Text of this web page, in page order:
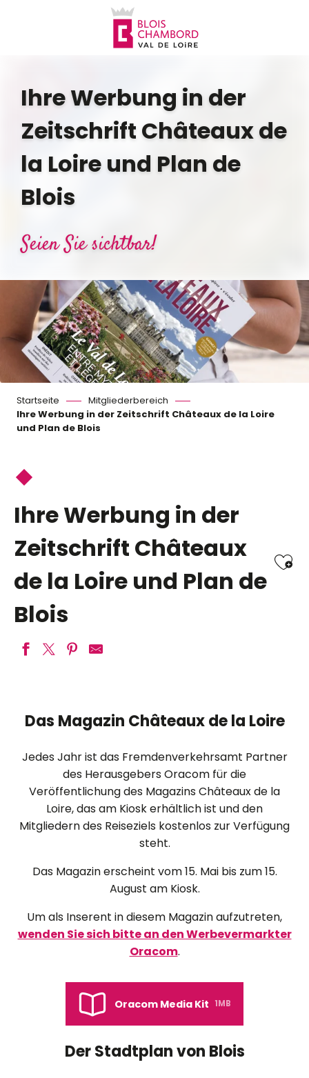
Ihre Werbung in der
Zeitschrift Châteaux de
la Loire und Plan de
Blois
Seien Sie sichtbar!
Startseite
Mitgliederbereich
Ihre Werbung in der Zeitschrift Châteaux de la Loire
und Plan de Blois
Ihre Werbung in der
Zeitschrift Châteaux
de la Loire und Plan de
Blois
Das Magazin Châteaux de la Loire
Jedes Jahr ist das Fremdenverkehrsamt Partner
des Herausgebers Oracom für die
Veröffentlichung des Magazins Châteaux de la
Loire, das am Kiosk erhältlich ist und den
Mitgliedern des Reiseziels kostenlos zur Verfügung
steht.
Das Magazin erscheint vom 15. Mai bis zum 15.
August am Kiosk.
Um als Inserent in diesem Magazin aufzutreten,
wenden Sie sich bitte an den Werbevermarkter
Oracom.
Oracom Media Kit 1MB
Der Stadtplan von Blois